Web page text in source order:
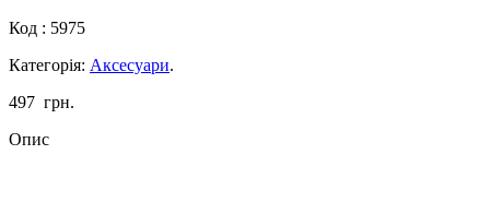
Код : 5975
Категорія: Аксесуари.
497 грн.
Опис